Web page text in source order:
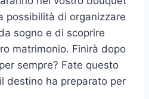
possibilità di organizzare
sogno e di scoprire
matrimonio. Finirà dopo
sempre? Fate questo
destino ha preparato per